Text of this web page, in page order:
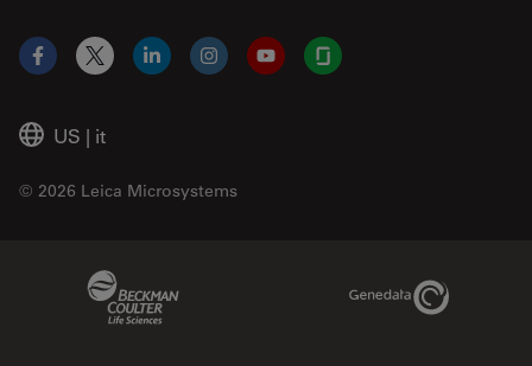
US | it
© 2026 Leica Microsystems
Facebook
X LinkedInInstagramYouTubeGlassdoor
Genedata Link